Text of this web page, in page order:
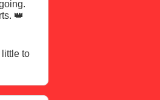
never hurts. 👑